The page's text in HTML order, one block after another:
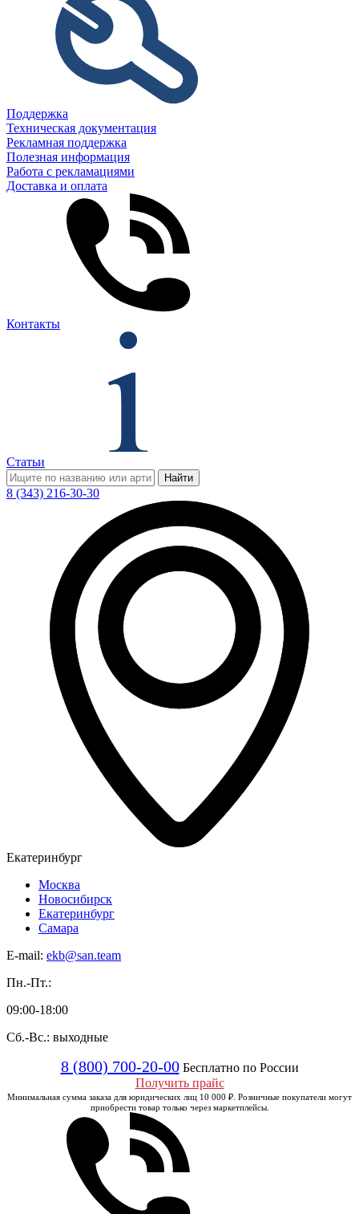
Поддержка
Техническая документация
Рекламная поддержка
Полезная информация
Работа с рекламациями
Доставка и оплата
Контакты
Статьи
Найти
8 (343) 216-30-30
Екатеринбург
Москва
Новосибирск
Екатеринбург
Самара
E-mail: ekb@san.team
Пн.-Пт.:
09:00-18:00
Сб.-Вс.: выходные
8 (800) 700-20-00 Бесплатно по России
Получить прайс
Минимальная сумма заказа для юридических лиц 10 000 ₽. Розничные покупатели могут
приобрести товар только через маркетплейсы.